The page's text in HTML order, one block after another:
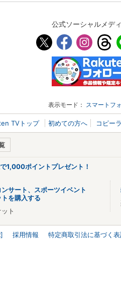
公式ソーシャルメデ
表示モード： スマートフ
TVトップ 初めての方へ コピー
1,000ポイントプレゼント！
サート、スポーツイベント
を購入する
ト
採用情報
特定商取引法に基づく